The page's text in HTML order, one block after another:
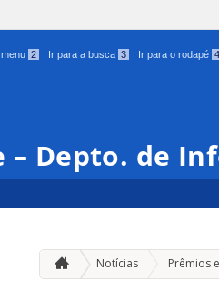
2 Ir para a busca 3 Ir para o rodapé 4
– Depto. de
Notícias Prêmios